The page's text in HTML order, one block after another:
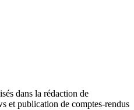
dans la rédaction de
et publication de comptes-rendus